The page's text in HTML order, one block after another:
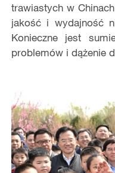
trawiastych w
jakość i wydajność
Konieczne jest
problemów i dążenie